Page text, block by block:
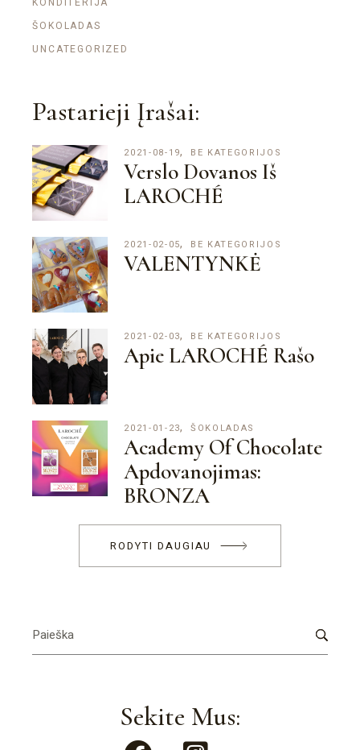
ŠOKOLADAS
UNCATEGORIZED
Pastarieji Įrašai:
2021-08-19 BE KATEGORIJOS
Verslo Dovanos Iš
LAROCHÉ
2021-02-05 BE KATEGORIJOS
VALENTYNKĖ
2021-02-03 BE KATEGORIJOS
Apie LAROCHÉ Rašo
2021-01-23 ŠOKOLADAS
Academy Of Chocolate
Apdovanojimas:
BRONZA
RODYTI DAUGIAU
Sekite Mus: